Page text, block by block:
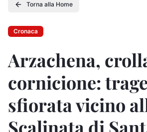
Torna alla Home
Cronaca
Arzachena,
cornicione:
sfiorata vicino
Scalinata di